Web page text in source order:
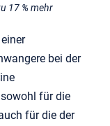
17 % mehr
bei der
für die
für die der